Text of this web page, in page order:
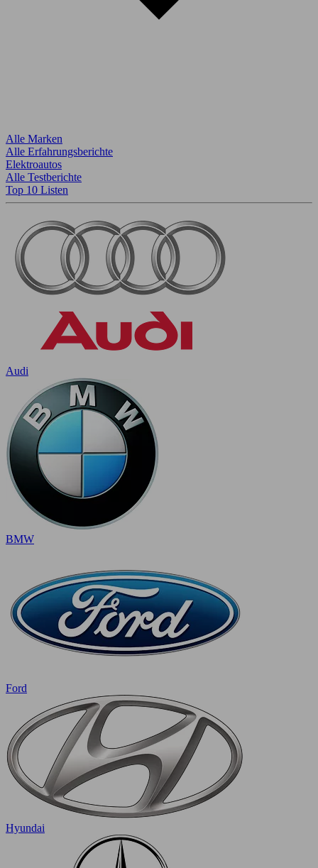
Alle Marken
Alle Erfahrungsberichte
Elektroautos
Alle Testberichte
Top 10 Listen
Audi
BMW
Ford
Hyundai